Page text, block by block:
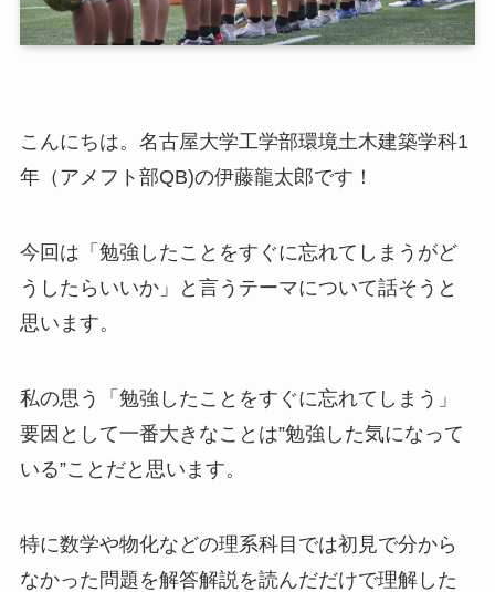
こんにちは。名古屋大学工学部環境土木建築学科1
年（アメフト部QB)の伊藤龍太郎です！
今回は「勉強したことをすぐに忘れてしまうがど
うしたらいいか」と言うテーマについて話そうと
思います。
私の思う「勉強したことをすぐに忘れてしまう」
要因として一番大きなことは”勉強した気になって
いる”ことだと思います。
特に数学や物化などの理系科目では初見で分から
なかった問題を解答解説を読んだだけで理解した